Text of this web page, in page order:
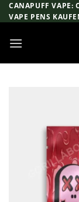
Zum
Inhalt
CANAPUFF VAPE:
VAPE PENS